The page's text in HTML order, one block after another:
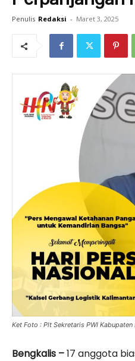
Penulis Redaksi - Maret 3, 2025
Ket Foto : Plt Sekretaris PWI Kabupaten
Bengkalis –17 anggota